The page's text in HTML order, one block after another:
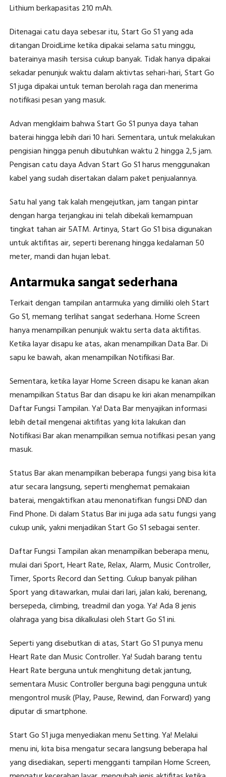
Lithium berkapasitas 210 mAh.
Ditenagai catu daya sebesar itu, Start Go S1 yang ada
ditangan DroidLime ketika dipakai selama satu minggu,
baterainya masih tersisa cukup banyak. Tidak hanya dipakai
sekadar penunjuk waktu dalam aktivtas sehari-hari, Start Go
S1 juga dipakai untuk teman berolah raga dan menerima
notifikasi pesan yang masuk.
Advan mengklaim bahwa Start Go S1 punya daya tahan
baterai hingga lebih dari 10 hari. Sementara, untuk melakukan
pengisian hingga penuh dibutuhkan waktu 2 hingga 2,5 jam.
Pengisan catu daya Advan Start Go S1 harus menggunakan
kabel yang sudah disertakan dalam paket penjualannya.
Satu hal yang tak kalah mengejutkan, jam tangan pintar
dengan harga terjangkau ini telah dibekali kemampuan
tingkat tahan air 5ATM. Artinya, Start Go S1 bisa digunakan
untuk aktifitas air, seperti berenang hingga kedalaman 50
meter, mandi dan hujan lebat.
Antarmuka sangat sederhana
Terkait dengan tampilan antarmuka yang dimiliki oleh Start
Go S1, memang terlihat sangat sederhana. Home Screen
hanya menampilkan penunjuk waktu serta data aktifitas.
Ketika layar disapu ke atas, akan menampilkan Data Bar. Di
sapu ke bawah, akan menampilkan Notifikasi Bar.
Sementara, ketika layar Home Screen disapu ke kanan akan
menampilkan Status Bar dan disapu ke kiri akan menampilkan
Daftar Fungsi Tampilan. Ya! Data Bar menyajikan informasi
lebih detail mengenai aktifitas yang kita lakukan dan
Notifikasi Bar akan menampilkan semua notifikasi pesan yang
masuk.
Status Bar akan menampilkan beberapa fungsi yang bisa kita
atur secara langsung, seperti menghemat pemakaian
baterai, mengaktifkan atau menonatifkan fungsi DND dan
Find Phone. Di dalam Status Bar ini juga ada satu fungsi yang
cukup unik, yakni menjadikan Start Go S1 sebagai senter.
Daftar Fungsi Tampilan akan menampilkan beberapa menu,
mulai dari Sport, Heart Rate, Relax, Alarm, Music Controller,
Timer, Sports Record dan Setting. Cukup banyak pilihan
Sport yang ditawarkan, mulai dari lari, jalan kaki, berenang,
bersepeda, climbing, treadmil dan yoga. Ya! Ada 8 jenis
olahraga yang bisa dikalkulasi oleh Start Go S1 ini.
Seperti yang disebutkan di atas, Start Go S1 punya menu
Heart Rate dan Music Controller. Ya! Sudah barang tentu
Heart Rate berguna untuk menghitung detak jantung,
sementara Music Controller berguna bagi pengguna untuk
mengontrol musik (Play, Pause, Rewind, dan Forward) yang
diputar di smartphone.
Start Go S1 juga menyediakan menu Setting. Ya! Melalui
menu ini, kita bisa mengatur secara langsung beberapa hal
yang disediakan, seperti mengganti tampilan Home Screen,